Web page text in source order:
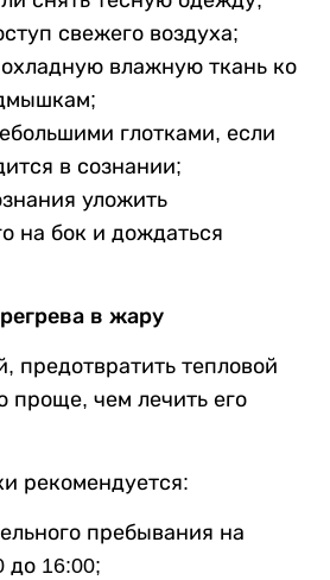
свежего воздуха;
влажную ткань ко
глотками, если
в сознании;
уложить
на бок и дождаться
в жару
предотвратить тепловой
проще, чем лечить его
рекомендуется:
пребывания на
до 16:00;